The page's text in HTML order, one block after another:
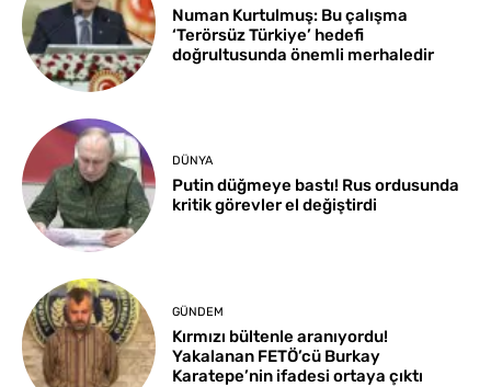
Numan Kurtulmuş: Bu çalışma
‘Terörsüz Türkiye’ hedefi
doğrultusunda önemli merhaledir
DÜNYA
Putin düğmeye bastı! Rus ordusunda
kritik görevler el değiştirdi
GÜNDEM
Kırmızı bültenle aranıyordu!
Yakalanan FETÖ’cü Burkay
Karatepe’nin ifadesi ortaya çıktı